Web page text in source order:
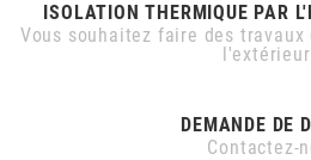
ISOLATION THERMIQUE PAR
Vous souhaitez faire des
l'extérieur
DEMANDE DE
Contactez-